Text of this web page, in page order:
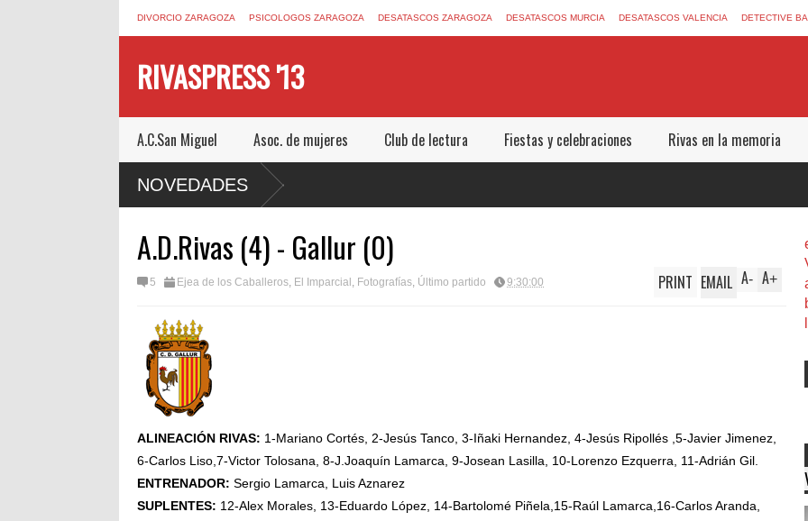
DIVORCIO ZARAGOZA PSICOLOGOS ZARAGOZA DESATASCOS ZARAGOZA DESATASCOS MURCIA DESATASCOS VALENCIA DETECTIVE
RIVASPRESS '13
A.C.San Miguel Asoc. de mujeres Club de lectura Fiestas y celebraciones Rivas en la memoria
NOVEDADES
ROOM DE MUCHO MIEDO EN
A.D.Rivas (4) - Gallur (0)
5 Ejea de los Caballeros, El Imparcial , Fotografías, Último partido 9:30:00 A+
A-
PRINT EMAIL
ALINEACIÓN RIVAS: 1-Mariano Cortés, 2-Jesús Tanco, 3-Iñaki Hernandez, 4-Jesús Ripollés ,5-Javier Jimenez,
6-Carlos Liso,7-Victor Tolosana, 8-J.Joaquín Lamarca, 9-Josean Lasilla, 10-Lorenzo Ezquerra, 11-Adrián Gil.
ENTRENADOR: Sergio Lamarca, Luis Aznarez
SUPLENTES: 12-Alex Morales, 13-Eduardo López, 14-Bartolomé Piñela,15-Raúl Lamarca,16-Carlos Aranda,